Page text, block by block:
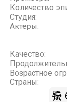
Количество
Студия:
Актеры:
Качество:
Возрастное
Страны: